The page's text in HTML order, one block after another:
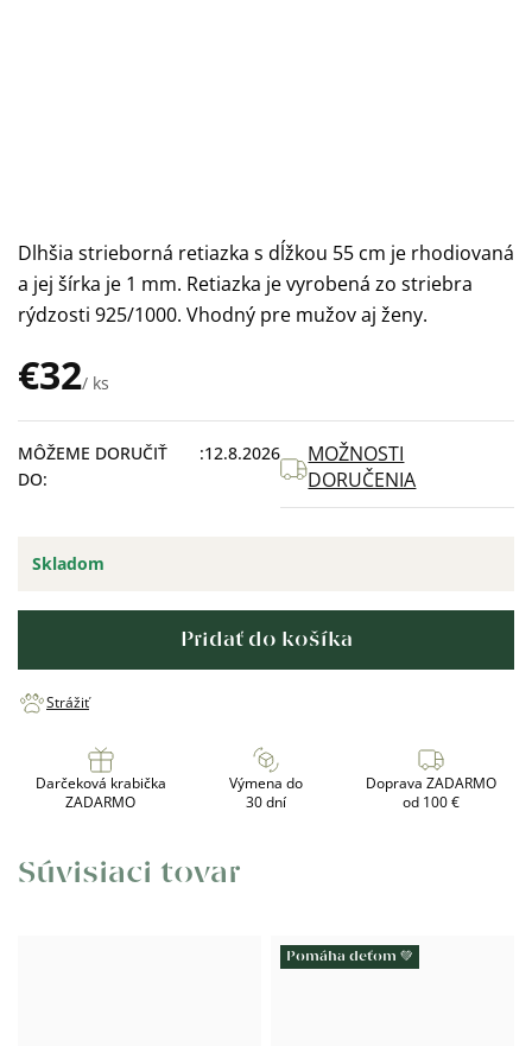
€32/ ks
Jednotková
cena:
Skladom
MÔŽEME DORUČIŤ
DO:
12.8.2026
MOŽNOSTI
DORUČENIA
Pridať do košíka
Dlhšia strieborná retiazka s dĺžkou 55 cm je rhodiovaná
a jej šírka je 1 mm. Retiazka je vyrobená zo striebra
rýdzosti 925/1000. Vhodný pre mužov aj ženy.
Strážiť
Darčeková krabička
ZADARMO
Výmena do
30 dní
Doprava ZADARMO
od 100 €
Súvisiaci tovar
Pomáha deťom 💚